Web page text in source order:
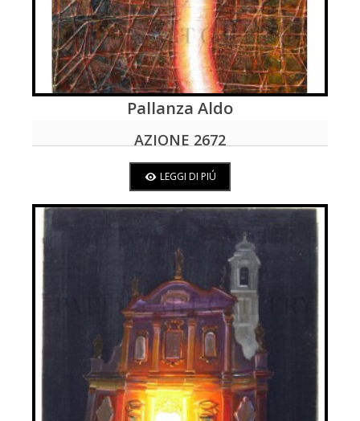
LEGGI DI PIÚ
Pallanza Aldo
AZIONE 2672
LEGGI DI PIÚ